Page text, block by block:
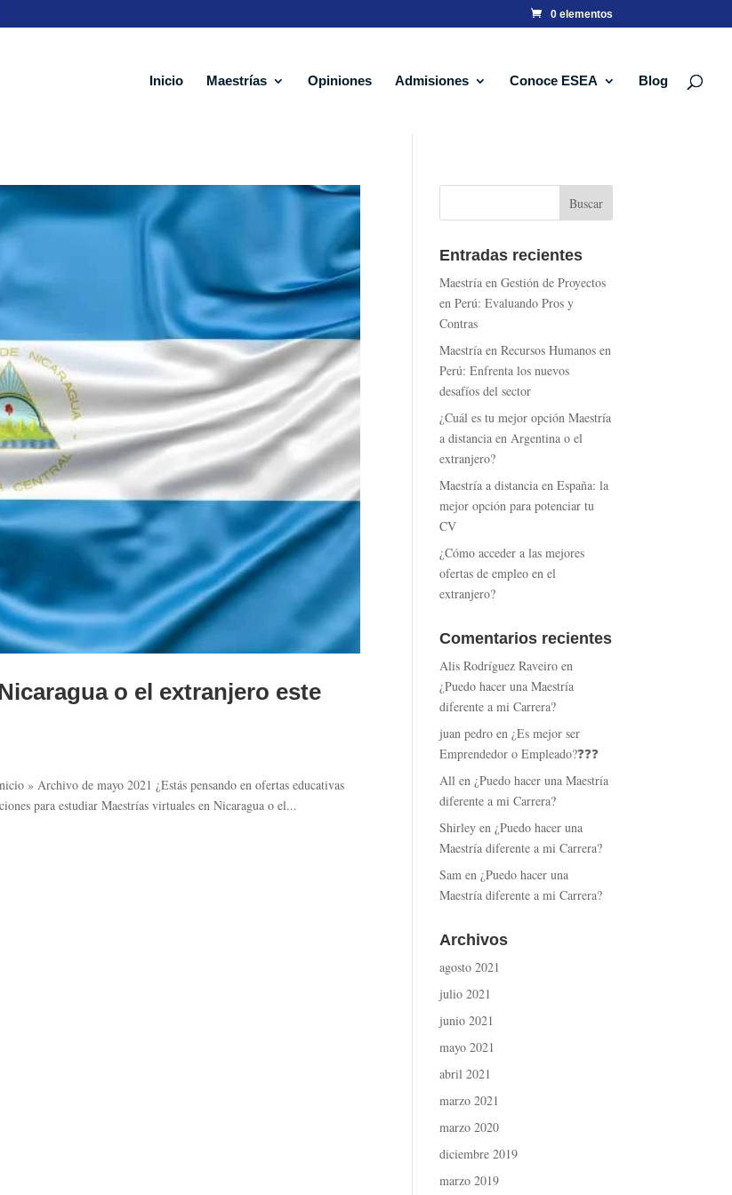
0 elementos
Inicio Maestrías Opiniones Admisiones Conoce ESEA Blog
o el extranjero este
» Archivo de mayo 2021 ¿Estás pensando en ofertas educativas
para estudiar Maestrías virtuales en Nicaragua o el...
Entradas recientes
Maestría en Gestión de Proyectos
en Perú: Evaluando Pros y
Contras
Maestría en Recursos Humanos en
Perú: Enfrenta los nuevos
desafíos del sector
¿Cuál es tu mejor opción Maestría
a distancia en Argentina o el
extranjero?
Maestría a distancia en España: la
mejor opción para potenciar tu
CV
¿Cómo acceder a las mejores
ofertas de empleo en el
extranjero?
Comentarios recientes
Alis Rodríguez Raveiro en
¿Puedo hacer una Maestría
diferente a mi Carrera?
juan pedro en¿Es mejor ser
Emprendedor o Empleado?❓❓❓
All en¿Puedo hacer una Maestría
diferente a mi Carrera?
Shirley en¿Puedo hacer una
Maestría diferente a mi Carrera?
Sam en¿Puedo hacer una
Maestría diferente a mi Carrera?
Archivos
agosto 2021
julio 2021
junio 2021
mayo 2021
abril 2021
marzo 2021
marzo 2020
diciembre 2019
marzo 2019